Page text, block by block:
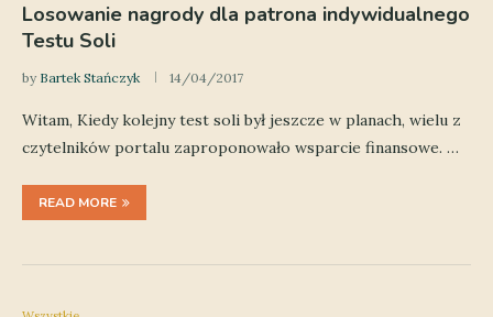
Losowanie nagrody dla patrona indywidualnego
Testu Soli
by Bartek Stańczyk 14/04/2017
Witam, Kiedy kolejny test soli był jeszcze w planach, wielu z
czytelników portalu zaproponowało wsparcie finansowe. …
READ MORE